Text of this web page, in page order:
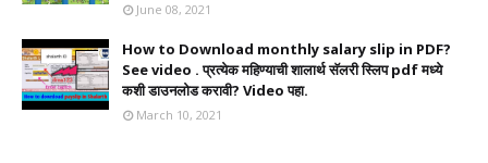
June 08, 2021
How to Download monthly salary slip in PDF?
See video . प्रत्येक महिण्याची शालार्थ सॅलरी स्लिप pdf मध्ये
कशी डाउनलोड करावी? Video पहा.
March 10, 2021